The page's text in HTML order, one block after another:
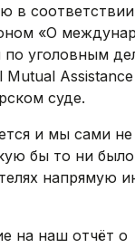
в
«О
уголовным
суде.
и мы сами
бы то ни
напрямую
на наш отчёт о